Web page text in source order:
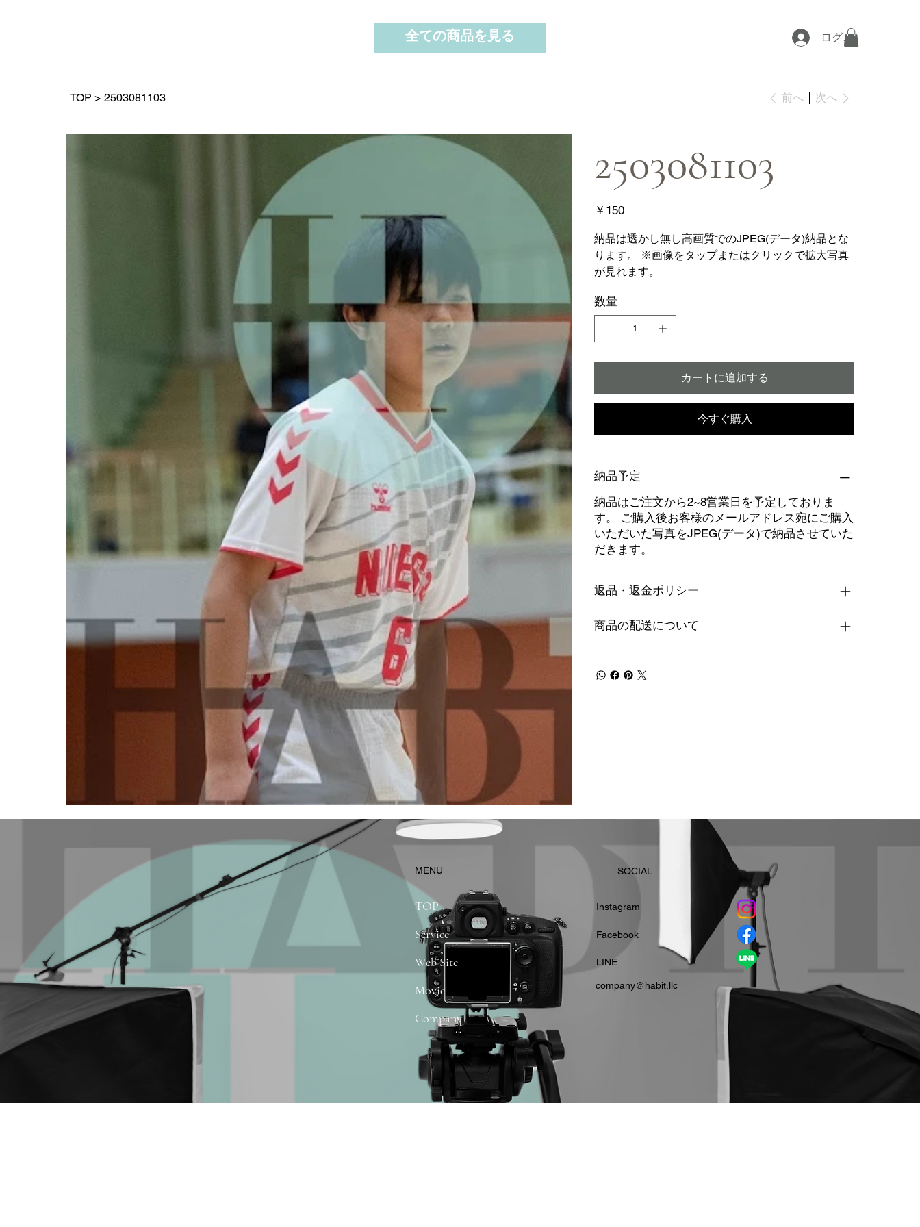
ログイン
全ての商品を見る
TOP > 2503081103 前へ 次へ
2503081103
価
格
￥150
納品は透かし無し高画質でのJPEG(データ)納品とな
ります。 ※画像をタップまたはクリックで拡大写真
が見れます。
数量
カートに追加する
今すぐ購入
納品予定
納品はご注文から2~8営業日を予定しておりま
す。 ご購入後お客様のメールアドレス宛にご購入
いただいた写真をJPEG(データ)で納品させていた
だきます。
返品・返金ポリシー
商品の配送について
​MENU
TOP
Service
Web Site
Movie
Company
​SOCIAL
Instagram
​Facebook
​LINE
company＠habit.llc